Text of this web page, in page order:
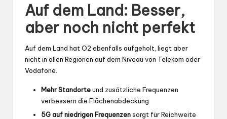
Auf dem Land: Besser,
aber noch nicht perfekt
Auf dem Land hat O2 ebenfalls aufgeholt, liegt aber
nicht in allen Regionen auf dem Niveau von Telekom oder
Vodafone.
Mehr Standorteund zusätzliche Frequenzen
verbessern die Flächenabdeckung
5G auf niedrigen Frequenzensorgt für Reichweite